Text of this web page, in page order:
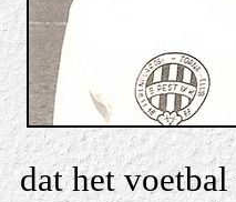
dat het